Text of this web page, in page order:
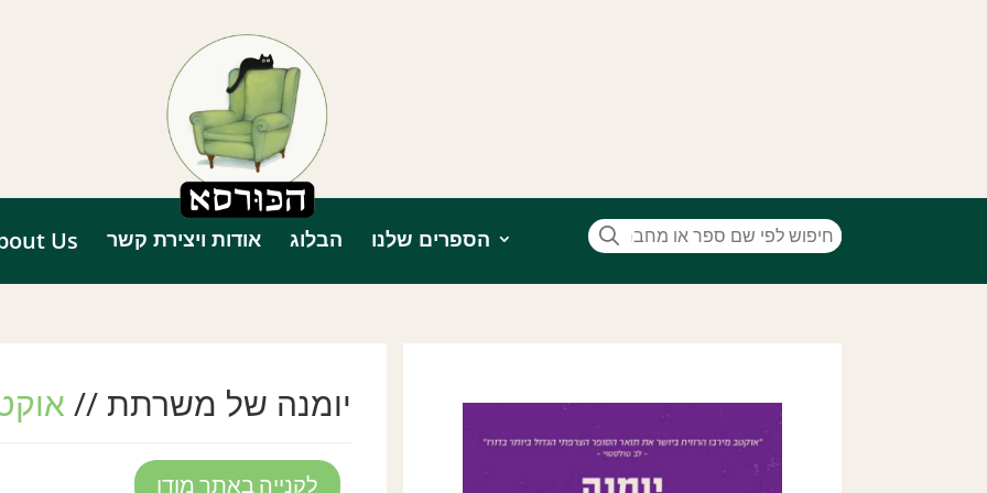
הספרים שלנו הבלוג אודות ויצירת קשר Us
יומנה של משרתת //
לקנייה באתר מודן